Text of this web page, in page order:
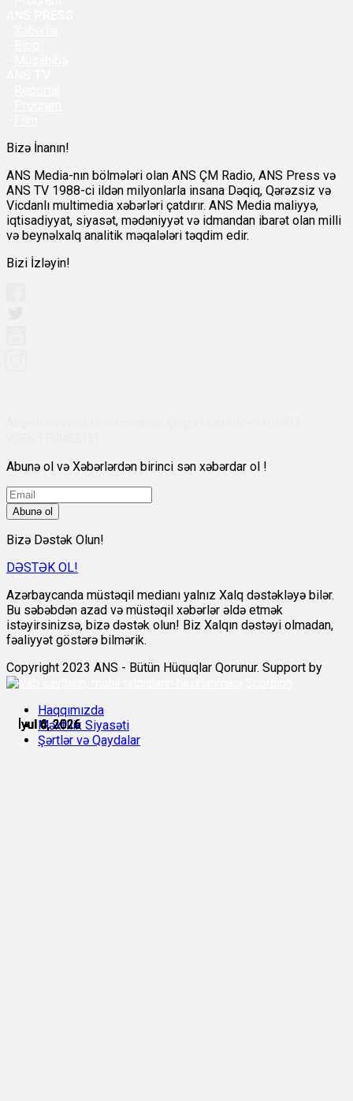
İyul 4, 2026
İyul 4, 2026
İyul 6, 2026
İyul 6, 2026
İyul 6, 2026
İyul 6, 2026
Bizə İnanın!
ANS Media-nın bölmələri olan ANS ÇM Radio, ANS Press və
ANS TV 1988-ci ildən milyonlarla insana Dəqiq, Qərəzsiz və
Vicdanlı multimedia xəbərləri çatdırır. ANS Media maliyyə,
iqtisadiyyat, siyasət, mədəniyyət və idmandan ibarət olan milli
və beynəlxalq analitik məqalələri təqdim edir.
Bizi İzləyin!
Abunə ol və Xəbərlərdən birinci sən xəbərdar ol !
Abunə ol
Bizə Dəstək Olun!
DƏSTƏK OL!
Azərbaycanda müstəqil medianı yalnız Xalq dəstəkləyə bilər.
Bu səbəbdən azad və müstəqil xəbərlər əldə etmək
istəyirsinizsə, bizə dəstək olun! Biz Xalqın dəstəyi olmadan,
fəaliyyət göstərə bilmərik.
Copyright 2023 ANS - Bütün Hüquqlar Qorunur. Support by
Haqqımızda
Məxfilik Siyasəti
Şərtlər və Qaydalar